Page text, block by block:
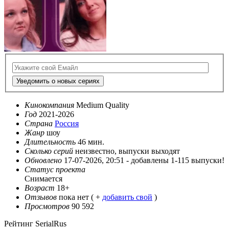
Уведомить о новых сериях
Кинокомпания Medium Quality
Год 2021-2026
Страна Россия
Жанр шоу
Длительность 46 мин.
Сколько серий неизвестно, выпуски выходят
Обновлено 17-07-2026, 20:51 - добавлены 1-115 выпуски!
Статус проекта
Снимается
Возраст 18+
Отзывов пока нет ( + добавить свой )
Просмотров 90 592
Рейтинг SerialRus